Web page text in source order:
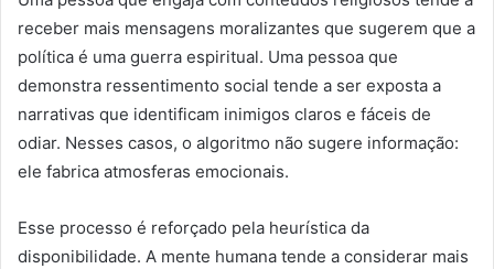
receber mais mensagens moralizantes que sugerem que a
política é uma guerra espiritual. Uma pessoa que
demonstra ressentimento social tende a ser exposta a
narrativas que identificam inimigos claros e fáceis de
odiar. Nesses casos, o algoritmo não sugere informação:
ele fabrica atmosferas emocionais.
Esse processo é reforçado pela heurística da
disponibilidade. A mente humana tende a considerar mais